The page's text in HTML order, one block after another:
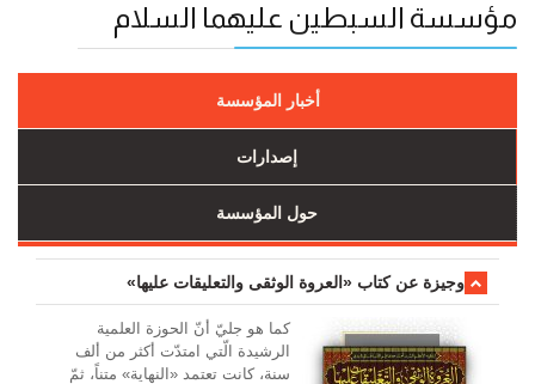
مؤسسة السبطين عليهما السلام
أخبار المؤسسة
إصدارات
حول المؤسسة
وجیزة عن کتاب «العروة الوثقی والتعلیقات علیها»
کما هو جليّ أنّ الحوزة العلمیة
الرشیدة الّتي امتدّت أكثر من ألف
سنة، كانت تعتمد «النهاية» متناً، ثمّ